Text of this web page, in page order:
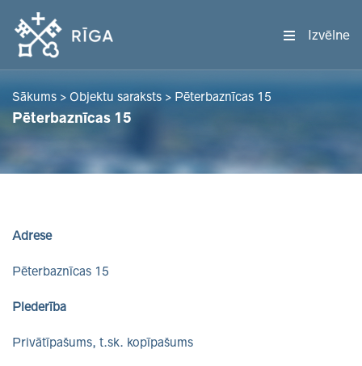
Izvēlne
Sākums > Objektu saraksts > Pēterbaznīcas 15
Pēterbaznīcas 15
Adrese
Pēterbaznīcas 15
Piederība
Privātīpašums, t.sk. kopīpašums